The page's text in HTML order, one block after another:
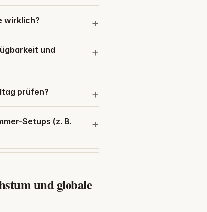
wirklich?
und
prüfen?
Setups (z. B.
und globale